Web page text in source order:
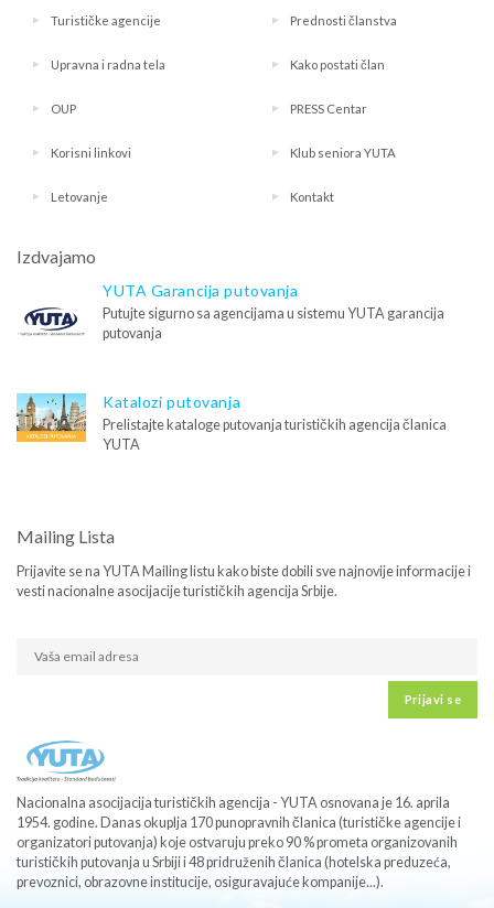
Turističke agencije Prednosti članstva
Upravna i radna tela Kako postati član
OUP PRESS Centar
Korisni linkovi Klub seniora YUTA
Letovanje Kontakt
Izdvajamo
YUTA Garancija putovanja
Putujte sigurno sa agencijama u sistemu YUTA garancija
putovanja
Katalozi putovanja
Prelistajte kataloge putovanja turističkih agencija članica
YUTA
Mailing Lista
Prijavite se na YUTA Mailing listu kako biste dobili sve najnovije informacije i
vesti nacionalne asocijacije turističkih agencija Srbije.
Prijavi se
Nacionalna asocijacija turističkih agencija - YUTA osnovana je 16. aprila
1954. godine. Danas okuplja 170 punopravnih članica (turističke agencije i
organizatori putovanja) koje ostvaruju preko 90 % prometa organizovanih
turističkih putovanja u Srbiji i 48 pridruženih članica (hotelska preduzeća,
prevoznici, obrazovne institucije, osiguravajuće kompanije...).